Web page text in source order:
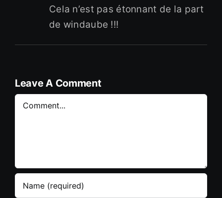
Cela n’est pas étonnant de la part
de windaube !!!
Leave A Comment
Comment